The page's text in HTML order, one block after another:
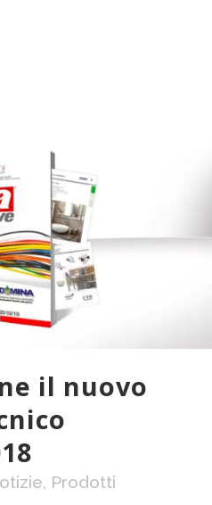
il nuovo
, Prodotti